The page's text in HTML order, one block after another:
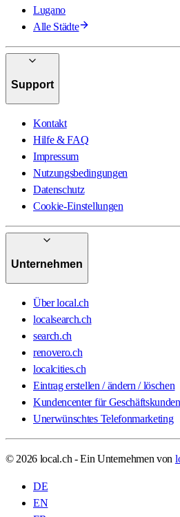
Lugano
Alle Städte
Support
Kontakt
Hilfe & FAQ
Impressum
Nutzungsbedingungen
Datenschutz
Cookie-Einstellungen
Unternehmen
Über local.ch
localsearch.ch
search.ch
renovero.ch
localcities.ch
Eintrag erstellen / ändern / löschen
Kundencenter für Geschäftskunden
Unerwünschtes Telefonmarketing
© 2026 local.ch - Ein Unternehmen von
DE
EN